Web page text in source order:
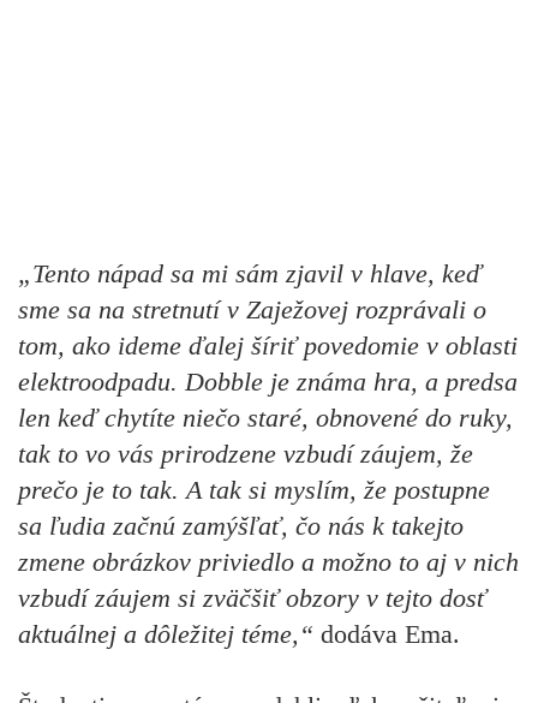
„Tento nápad sa mi sám zjavil v hlave, keď
sme sa na stretnutí v Zaježovej rozprávali o
tom, ako ideme ďalej šíriť povedomie v oblasti
elektroodpadu. Dobble je známa hra, a predsa
len keď chytíte niečo staré, obnovené do ruky,
tak to vo vás prirodzene vzbudí záujem, že
prečo je to tak. A tak si myslím, že postupne
sa ľudia začnú zamýšľať, čo nás k takejto
zmene obrázkov priviedlo a možno to aj v nich
vzbudí záujem si zväčšiť obzory v tejto dosť
aktuálnej a dôležitej téme,“ dodáva Ema.